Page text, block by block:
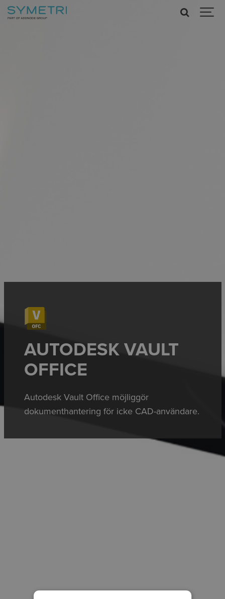
AUTODESK VAULT
OFFICE
Autodesk Vault Office möjliggör
dokumenthantering för icke CAD-användare.